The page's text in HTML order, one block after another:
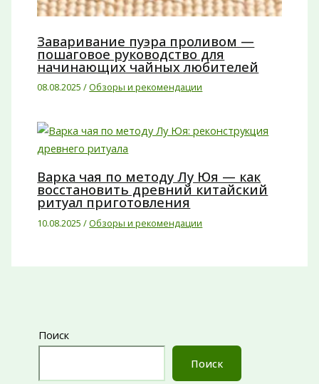
Заваривание пуэра проливом —
пошаговое руководство для
начинающих чайных любителей
08.08.2025/Обзоры и рекомендации
Варка чая по методу Лу Юя — как
восстановить древний китайский
ритуал приготовления
10.08.2025/Обзоры и рекомендации
Поиск
Поиск